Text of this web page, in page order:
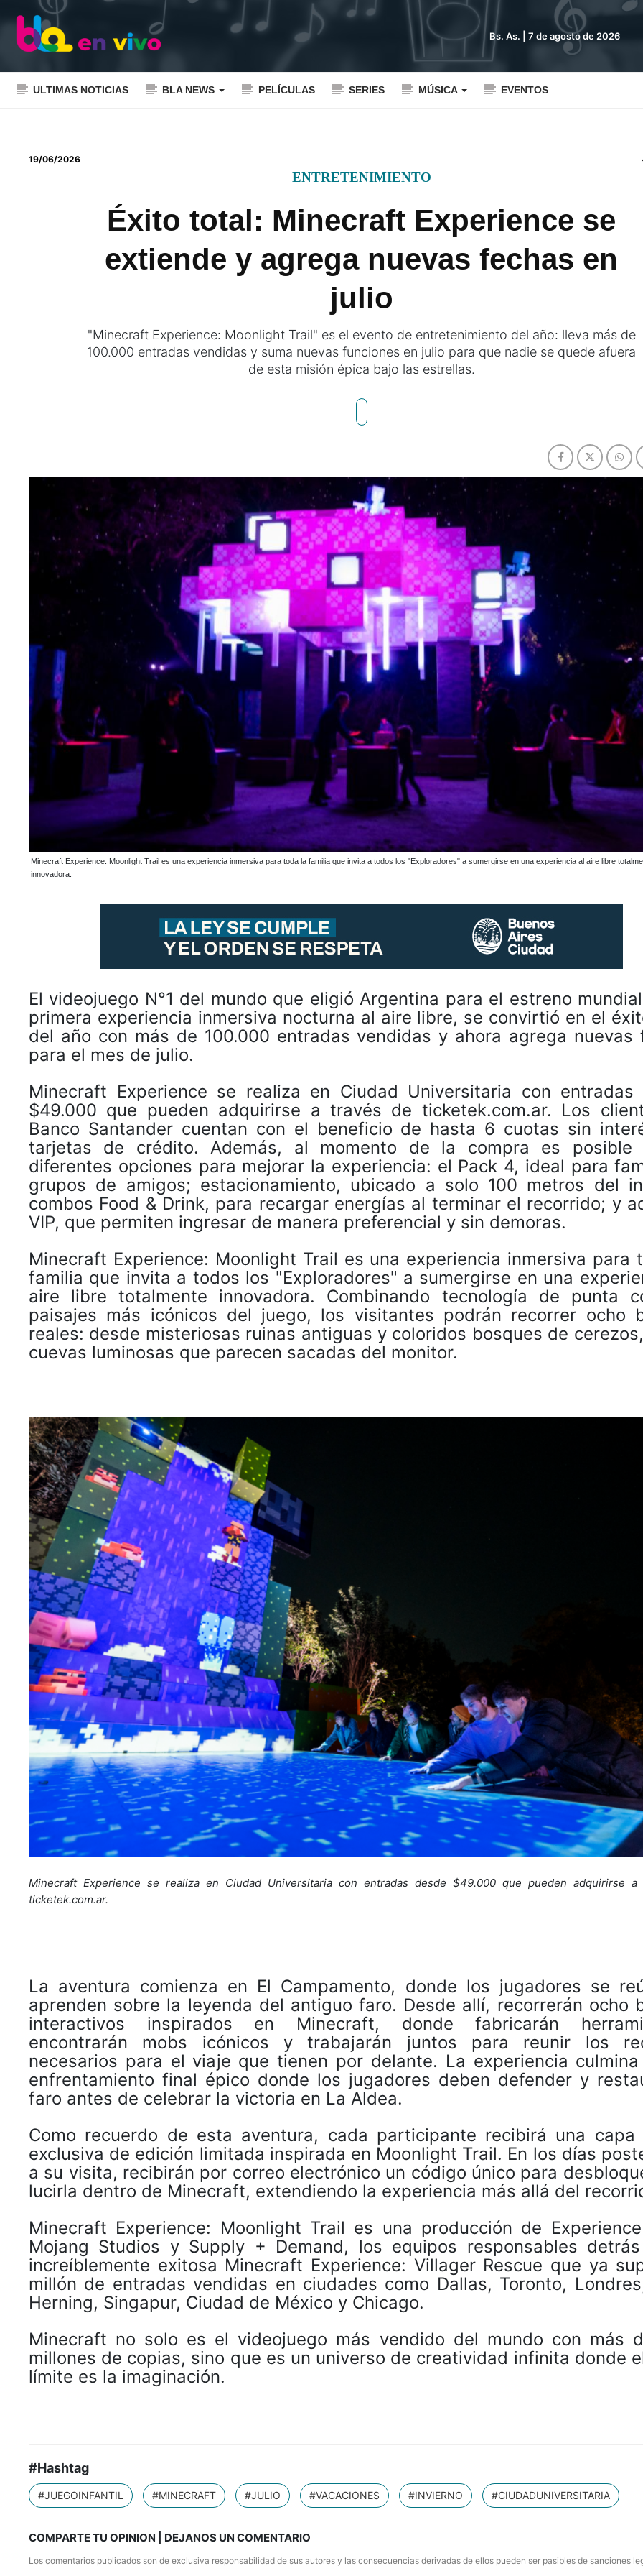
Bs. As. | 7 de agosto de 2026
ULTIMAS NOTICIAS BLA NEWS PELÍCULAS SERIES MÚSICA EVENTOS
19/06/2026
ENTRETENIMIENTO
Éxito total: Minecraft Experience se
extiende y agrega nuevas fechas en
julio
"Minecraft Experience: Moonlight Trail" es el evento de entretenimiento del año: lleva más de
100.000 entradas vendidas y suma nuevas funciones en julio para que nadie se quede afuera
de esta misión épica bajo las estrellas.
Minecraft Experience: Moonlight Trail es una experiencia inmersiva para toda la familia que invita a todos los "Exploradores" a sumergirse en una experiencia al aire libre
innovadora.
El videojuego N°1 del mundo que eligió Argentina para el estreno
primera experiencia inmersiva nocturna al aire libre, se convirtió en el
del año con más de 100.000 entradas vendidas y ahora agrega nuevas
para el mes de julio.
Minecraft Experience se realiza en Ciudad Universitaria con entradas
$49.000 que pueden adquirirse a través de ticketek.com.ar. Los
Banco Santander cuentan con el beneficio de hasta 6 cuotas sin
tarjetas de crédito. Además, al momento de la compra es posible
diferentes opciones para mejorar la experiencia: el Pack 4, ideal para
grupos de amigos; estacionamiento, ubicado a solo 100 metros del
combos Food & Drink, para recargar energías al terminar el recorrido; y
VIP, que permiten ingresar de manera preferencial y sin demoras.
Minecraft Experience: Moonlight Trail es una experiencia inmersiva para
familia que invita a todos los "Exploradores" a sumergirse en una
aire libre totalmente innovadora. Combinando tecnología de punta
paisajes más icónicos del juego, los visitantes podrán recorrer ocho
reales: desde misteriosas ruinas antiguas y coloridos bosques de
cuevas luminosas que parecen sacadas del monitor.
Minecraft Experience se realiza en Ciudad Universitaria con entradas desde $49.000 que pueden adquirirse a
ticketek.com.ar.
La aventura comienza en El Campamento, donde los jugadores se
aprenden sobre la leyenda del antiguo faro. Desde allí, recorrerán ocho
interactivos inspirados en Minecraft, donde fabricarán
encontrarán mobs icónicos y trabajarán juntos para reunir los
necesarios para el viaje que tienen por delante. La experiencia
enfrentamiento final épico donde los jugadores deben defender y
faro antes de celebrar la victoria en La Aldea.
Como recuerdo de esta aventura, cada participante recibirá una capa
exclusiva de edición limitada inspirada en Moonlight Trail. En los días
a su visita, recibirán por correo electrónico un código único para
lucirla dentro de Minecraft, extendiendo la experiencia más allá del
Minecraft Experience: Moonlight Trail es una producción de
Mojang Studios y Supply + Demand, los equipos responsables
increíblemente exitosa Minecraft Experience: Villager Rescue que ya
millón de entradas vendidas en ciudades como Dallas, Toronto,
Herning, Singapur, Ciudad de México y Chicago.
Minecraft no solo es el videojuego más vendido del mundo con más
millones de copias, sino que es un universo de creatividad infinita donde
límite es la imaginación.
#Hashtag
#JUEGOINFANTIL #MINECRAFT #JULIO #VACACIONES #INVIERNO #CIUDADUNIVERSITARIA
COMPARTE TU OPINION | DEJANOS UN COMENTARIO
Los comentarios publicados son de exclusiva responsabilidad de sus autores y las consecuencias derivadas de ellos pueden ser pasibles de sanciones